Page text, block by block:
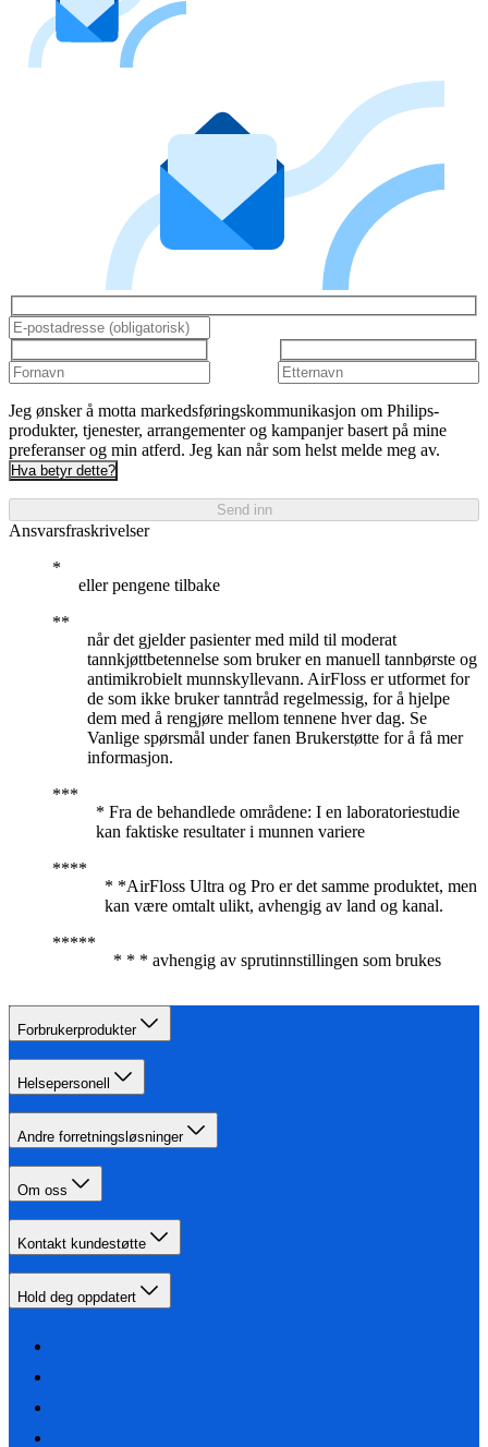
Jeg ønsker å motta markedsføringskommunikasjon om Philips-
produkter, tjenester, arrangementer og kampanjer basert på mine
preferanser og min atferd. Jeg kan når som helst melde meg av.
Hva betyr dette?
Send inn
Ansvarsfraskrivelser
eller pengene tilbake
når det gjelder pasienter med mild til moderat
tannkjøttbetennelse som bruker en manuell tannbørste og
antimikrobielt munnskyllevann. AirFloss er utformet for
de som ikke bruker tanntråd regelmessig, for å hjelpe
dem med å rengjøre mellom tennene hver dag. Se
Vanlige spørsmål under fanen Brukerstøtte for å få mer
informasjon.
* Fra de behandlede områdene: I en laboratoriestudie
kan faktiske resultater i munnen variere
* *AirFloss Ultra og Pro er det samme produktet, men
kan være omtalt ulikt, avhengig av land og kanal.
* * * avhengig av sprutinnstillingen som brukes
Forbrukerprodukter
Helsepersonell
Andre forretningsløsninger
Om oss
Kontakt kundestøtte
Hold deg oppdatert